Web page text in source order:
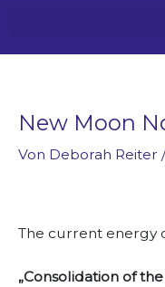
New Moon
Von Deborah Reiter
The current energy
„Consolidation of